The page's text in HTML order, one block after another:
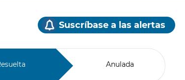
Suscríbase a las alertas
Anulada